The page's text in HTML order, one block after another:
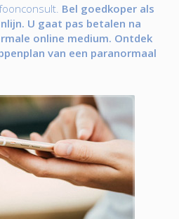
Bel goedkoper als
U gaat pas betalen na
online medium. Ontdek
van een paranormaal